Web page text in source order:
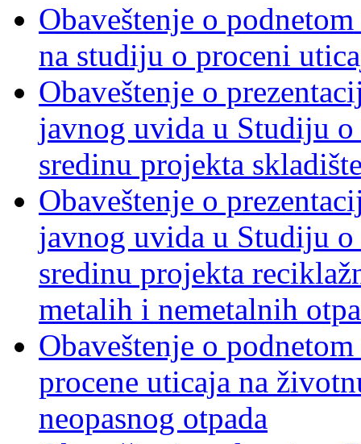
Obaveštenje o
na studiju o proceni
Obaveštenje o
javnog uvida u Studiju
sredinu projekta
Obaveštenje o
javnog uvida u Studiju
sredinu projekta
metalih i nemetalnih
Obaveštenje o
procene uticaja na
neopasnog otpada